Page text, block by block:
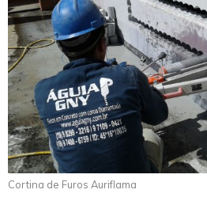
Cortina de Furos Auriflama